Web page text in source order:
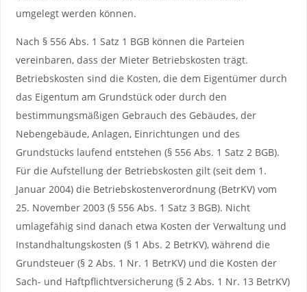
umgelegt werden können.
Nach § 556 Abs. 1 Satz 1 BGB können die Parteien
vereinbaren, dass der Mieter Betriebskosten trägt.
Betriebskosten sind die Kosten, die dem Eigentümer durch
das Eigentum am Grundstück oder durch den
bestimmungsmäßigen Gebrauch des Gebäudes, der
Nebengebäude, Anlagen, Einrichtungen und des
Grundstücks laufend entstehen (§ 556 Abs. 1 Satz 2 BGB).
Für die Aufstellung der Betriebskosten gilt (seit dem 1.
Januar 2004) die Betriebskostenverordnung (BetrKV) vom
25. November 2003 (§ 556 Abs. 1 Satz 3 BGB). Nicht
umlagefähig sind danach etwa Kosten der Verwaltung und
Instandhaltungskosten (§ 1 Abs. 2 BetrKV), während die
Grundsteuer (§ 2 Abs. 1 Nr. 1 BetrKV) und die Kosten der
Sach- und Haftpflichtversicherung (§ 2 Abs. 1 Nr. 13 BetrKV)